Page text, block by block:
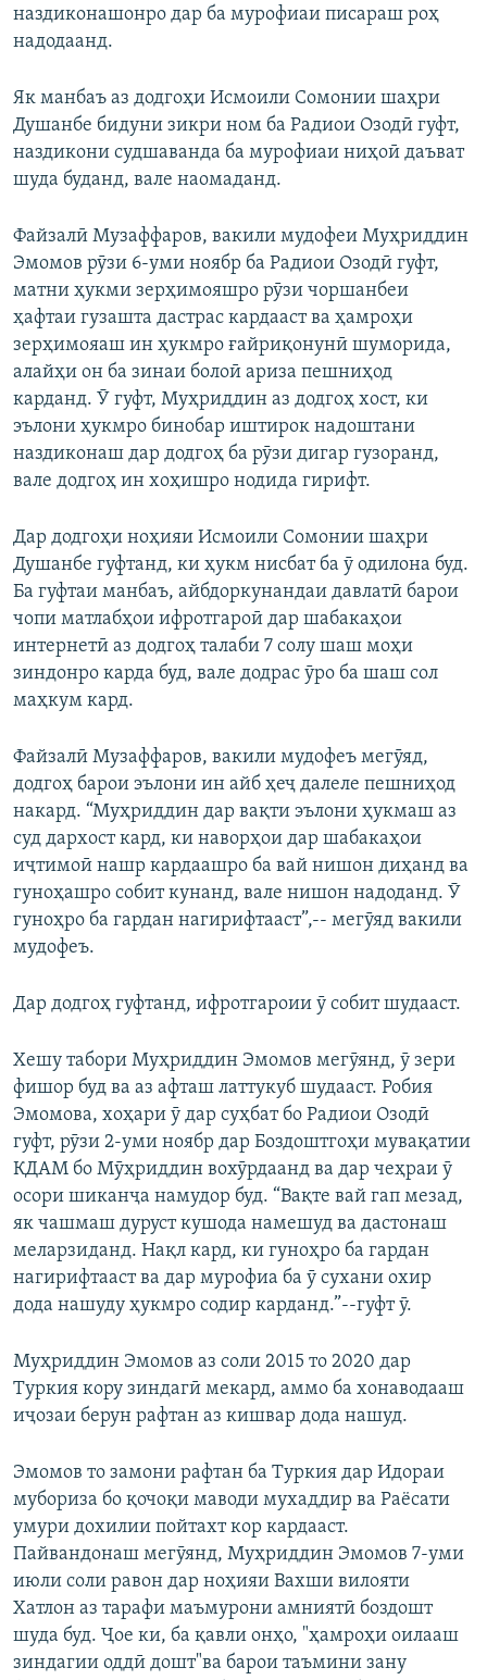
наздиконашонро дар ба мурофиаи писараш роҳ
надодаанд.
Як манбаъ аз додгоҳи Исмоили Сомонии шаҳри
Душанбе бидуни зикри ном ба Радиои Озодӣ гуфт,
наздикони судшаванда ба мурофиаи ниҳоӣ даъват
шуда буданд, вале наомаданд.
Файзалӣ Музаффаров, вакили мудофеи Муҳриддин
Эмомов рӯзи 6-уми ноябр ба Радиои Озодӣ гуфт,
матни ҳукми зерҳимояшро рӯзи чоршанбеи
ҳафтаи гузашта дастрас кардааст ва ҳамроҳи
зерҳимояаш ин ҳукмро ғайриқонунӣ шуморида,
алайҳи он ба зинаи болоӣ ариза пешниҳод
карданд. Ӯ гуфт, Муҳриддин аз додгоҳ хост, ки
эълони ҳукмро бинобар иштирок надоштани
наздиконаш дар додгоҳ ба рӯзи дигар гузоранд,
вале додгоҳ ин хоҳишро нодида гирифт.
Дар додгоҳи ноҳияи Исмоили Сомонии шаҳри
Душанбе гуфтанд, ки ҳукм нисбат ба ӯ одилона буд.
Ба гуфтаи манбаъ, айбдоркунандаи давлатӣ барои
чопи матлабҳои ифротгароӣ дар шабакаҳои
интернетӣ аз додгоҳ талаби 7 солу шаш моҳи
зиндонро карда буд, вале додрас ӯро ба шаш сол
маҳкум кард.
Файзалӣ Музаффаров, вакили мудофеъ мегӯяд,
додгоҳ барои эълони ин айб ҳеҷ далеле пешниҳод
накард. “Муҳриддин дар вақти эълони ҳукмаш аз
суд дархост кард, ки наворҳои дар шабакаҳои
иҷтимоӣ нашр кардаашро ба вай нишон диҳанд ва
гуноҳашро собит кунанд, вале нишон надоданд. Ӯ
гуноҳро ба гардан нагирифтааст”,-- мегӯяд вакили
мудофеъ.
Дар додгоҳ гуфтанд, ифротгароии ӯ собит шудааст.
Хешу табори Муҳриддин Эмомов мегӯянд, ӯ зери
фишор буд ва аз афташ латтукуб шудааст. Робия
Эмомова, хоҳари ӯ дар суҳбат бо Радиои Озодӣ
гуфт, рӯзи 2-уми ноябр дар Боздоштгоҳи мувақатии
КДАМ бо Мӯҳриддин вохӯрдаанд ва дар чеҳраи ӯ
осори шиканҷа намудор буд. “Вақте вай гап мезад,
як чашмаш дуруст кушода намешуд ва дастонаш
меларзиданд. Нақл кард, ки гуноҳро ба гардан
нагирифтааст ва дар мурофиа ба ӯ сухани охир
дода нашуду ҳукмро содир карданд.”--гуфт ӯ.
Муҳриддин Эмомов аз соли 2015 то 2020 дар
Туркия кору зиндагӣ мекард, аммо ба хонаводааш
иҷозаи берун рафтан аз кишвар дода нашуд.
Эмомов то замони рафтан ба Туркия дар Идораи
мубориза бо қочоқи маводи мухаддир ва Раёсати
умури дохилии пойтахт кор кардааст.
Пайвандонаш мегӯянд, Муҳриддин Эмомов 7-уми
июли соли равон дар ноҳияи Вахши вилояти
Хатлон аз тарафи маъмурони амниятӣ боздошт
шуда буд. Ҷое ки, ба қавли онҳо, "ҳамроҳи оилааш
зиндагии оддӣ дошт"ва барои таъмини зану